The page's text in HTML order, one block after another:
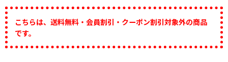
こちらは、送料無料・会員割引・クーポン割引対象外の商品
です。